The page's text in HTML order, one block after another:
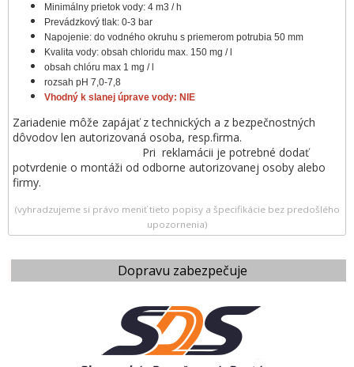
Dopravu zabezpečuje
Minimálny prietok vody: 4 m3 / h
Prevádzkový tlak: 0-3 bar
Napojenie: do vodného okruhu s priemerom potrubia 50 mm
Kvalita vody: obsah chloridu max. 150 mg / l
obsah chlóru max 1 mg / l
rozsah pH 7,0-7,8
Vhodný k slanej úprave vody: NIE
Zariadenie môže zapájať z technických a z bezpečnostných
dôvodov len autorizovaná osoba, resp.firma.
Pri reklamácii je potrebné dodať
potvrdenie o montáži od odborne autorizovanej osoby alebo
firmy.
(vyhradzujeme si právo meniť tieto popisy a špecifikácie bez predošlého
upozornenia)